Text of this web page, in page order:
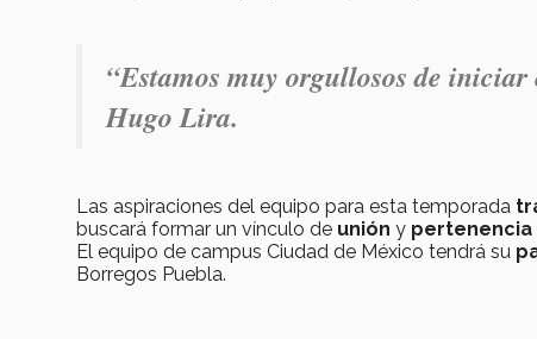
“Estamos muy orgullosos de
Hugo Lira.
Las aspiraciones del equipo para esta temporada
buscará formar un vínculo de unión y pertenencia
El equipo de campus Ciudad de México tendrá su
Borregos Puebla.